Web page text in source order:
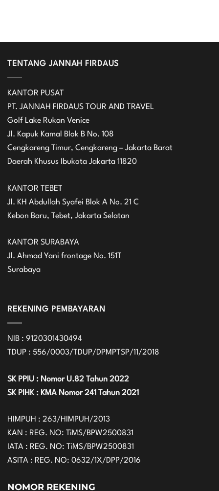
TENTANG JANNAH FIRDAUS
KANTOR PUSAT
PT. JANNAH FIRDAUS TOUR AND TRAVEL
Golf Lake Rukan Venice
Jl. Kapuk Kamal Blok B No. 108
Cengkareng Timur, Cengkareng – Jakarta Barat
Daerah Khusus Ibukota Jakarta 11820
KANTOR TEBET
Jl. KH Abdullah Syafei Blok A No. 21 C
Kebon Baru, Tebet, Jakarta Selatan
KANTOR SURABAYA
Jl. Ahmad Yani frontage No. 151T
Surabaya
REKENING PEMBAYARAN
NIB : 9120301430494
TDUP : 556/0003/TDUP/DPMPTSP/11/2018
SK PPIU : Nomor U.82 Tahun 2022
SK PIHK : KMA Nomor 241 Tahun 2021
HIMPUH : 263/HIMPUH/2013
KAN : REG. NO: TiMS/BPW2500831
IATA : REG. NO: TiMS/BPW2500831
ASITA : REG. NO: 0632/1X/DPP/2016
NOMOR REKENING